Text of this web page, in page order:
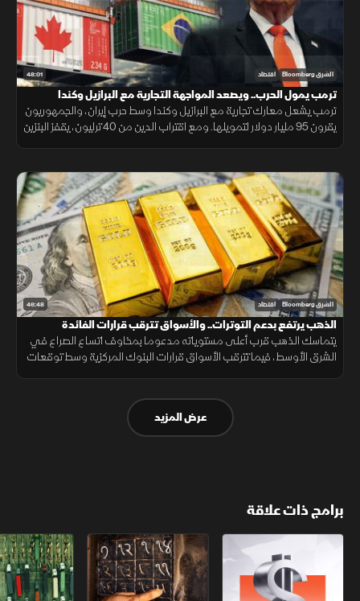
48:01 الشرق Bloomberg اقتصاد
ترمب يمول الحرب.. ويصعد المواجهة التجارية مع البرازيل وكندا
ترمب يشعل معارك تجارية مع البرازيل وكندا وسط حرب إيران، والجمهوريون
يقرون 95 مليار دولار لتمويلها. ومع اقتراب الدين من 40 ترليون، يقفز البنزين
46:48 الشرق Bloomberg اقتصاد
الذهب يرتفع بدعم التوترات.. والأسواق تترقب قرارات الفائدة
يتماسك الذهب قرب أعلى مستوياته مدعوما بمخاوف اتساع الصراع في
الشرق الأوسط، فيما تترقب الأسواق قرارات البنوك المركزية وسط توقعات
عرض المزيد
برامج ذات علاقة
الأسواق الأميركية ملحمة الأرقام سلاسل